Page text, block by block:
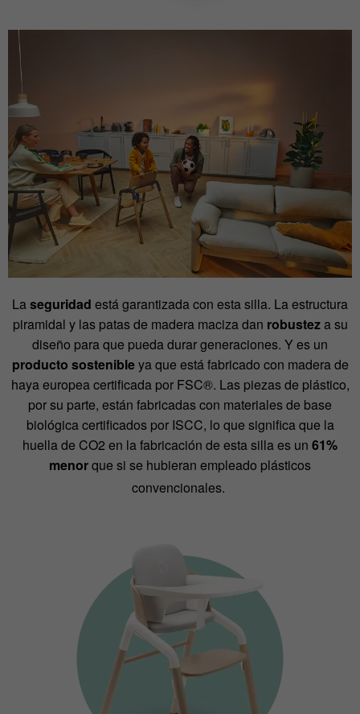
Laseguridad está garantizada con esta silla. La estructura
piramidal y las patas de madera maciza dan robusteza su
diseño para que pueda durar generaciones. Y es un
producto sostenibleya que está fabricado con madera de
haya europea certificada por FSC®. Las piezas de plástico,
por su parte, están fabricadas con materiales de base
biológica certificados por ISCC, lo que significa que la
huella de CO2 en la fabricación de esta silla es un 61%
menorque si se hubieran empleado plásticos
convencionales.